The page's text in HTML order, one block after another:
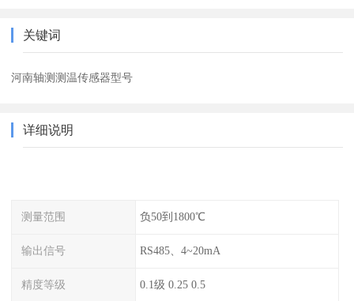
关键词
河南轴测测温传感器型号
详细说明
测量范围 负50到1800℃
输出信号 RS485、4~20mA
精度等级 0.1级 0.25 0.5